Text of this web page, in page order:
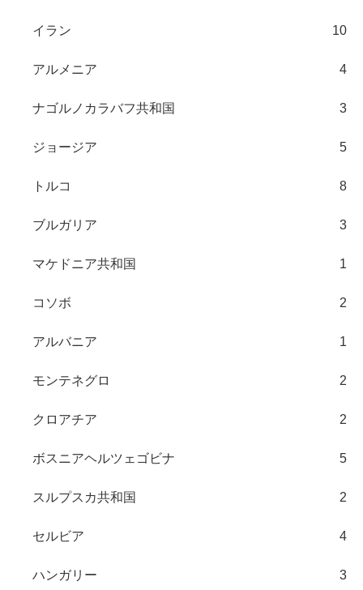
イラン 10
アルメニア 4
ナゴルノカラバフ共和国 3
ジョージア 5
トルコ 8
ブルガリア 3
マケドニア共和国 1
コソボ 2
アルバニア 1
モンテネグロ 2
クロアチア 2
ボスニアヘルツェゴビナ 5
スルプスカ共和国 2
セルビア 4
ハンガリー 3